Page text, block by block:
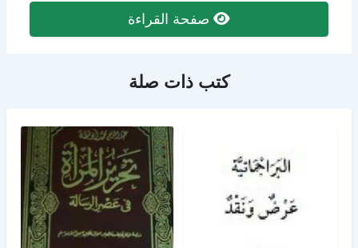
صفحة القراءة
كتب ذات صلة